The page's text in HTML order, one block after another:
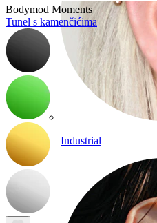
Industrial
Bodymod Moments
Tunel s kamenčićima